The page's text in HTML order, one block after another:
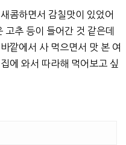
콤하면서 감칠맛이 있었어
추 등이 들어간 것 같은데
깥에서 사 먹으면서 맛 본 여
에 와서 따라해 먹어보고 싶